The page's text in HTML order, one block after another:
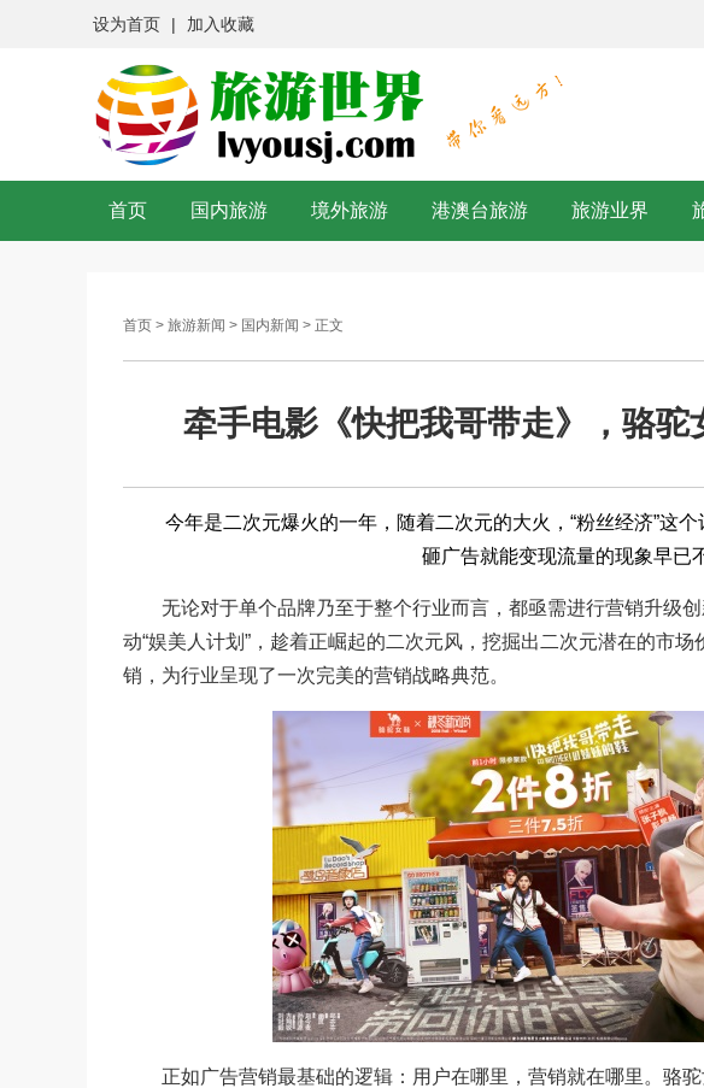
设为首页 | 加入收藏
首页 国内旅游 境外旅游 港澳台旅游 旅游业界
首页 > 旅游新闻 > 国内新闻 > 正文
牵手电影《快把我哥带走》，骆驼
今年是二次元爆火的一年，随着二次元的大火，“粉丝经济”这个
砸广告就能变现流量的现象早已
无论对于单个品牌乃至于整个行业而言，都亟需进行营销升级创
动“娱美人计划”，趁着正崛起的二次元风，挖掘出二次元潜在的市
销，为行业呈现了一次完美的营销战略典范。
正如广告营销最基础的逻辑：用户在哪里，营销就在哪里。骆驼